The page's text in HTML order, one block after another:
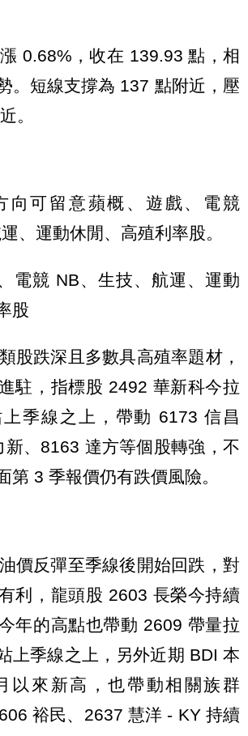
0.68%，收在 139.93 點，相
。短線支撐為 137 點附近，壓
。
向可留意蘋概、遊戲、電競
、運動休閒、高殖利率股。
電競 NB、生技、航運、運動
股
股跌深且多數具高殖率題材，
駐，指標股 2492 華新科今拉
季線之上，帶動 6173 信昌
新、8163 達方等個股轉強，不
第 3 季報價仍有跌價風險。
價反彈至季線後開始回跌，對
利，龍頭股 2603 長榮今持續
年的高點也帶動 2609 帶量拉
上季線之上，另外近期 BDI 本
以來新高，也帶動相關族群
裕民、2637 慧洋 - KY 持續